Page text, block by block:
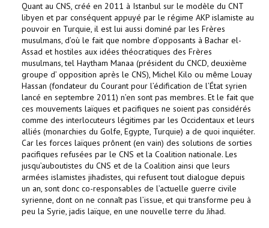
Quant au CNS, créé en 2011 à Istanbul sur le modèle du CNT
libyen et par conséquent appuyé par le régime AKP islamiste au
pouvoir en Turquie, il est lui aussi dominé par les Frères
musulmans, d’où le fait que nombre d’opposants à Bachar el-
Assad et hostiles aux idées théocratiques des Frères
musulmans, tel Haytham Manaa (président du CNCD, deuxième
groupe d’ opposition après le CNS), Michel Kilo ou même Louay
Hassan (fondateur du Courant pour l’édification de l’État syrien
lancé en septembre 2011) n’en sont pas membres. Et le fait que
ces mouvements laïques et pacifiques ne soient pas considérés
comme des interlocuteurs légitimes par les Occidentaux et leurs
alliés (monarchies du Golfe, Egypte, Turquie) a de quoi inquiéter.
Car les forces laïques prônent (en vain) des solutions de sorties
pacifiques refusées par le CNS et la Coalition nationale. Les
jusqu’auboutistes du CNS et de la Coalition ainsi que leurs
armées islamistes jihadistes, qui refusent tout dialogue depuis
un an, sont donc co-responsables de l’actuelle guerre civile
syrienne, dont on ne connaît pas l’issue, et qui transforme peu à
peu la Syrie, jadis laïque, en une nouvelle terre du Jihad.